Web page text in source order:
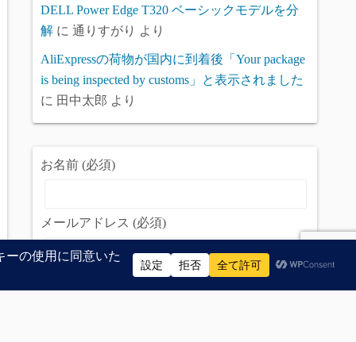
DELL Power Edge T320 ベーシックモデルを分
解 に 通りすがり より
AliExpressの荷物が国内に到着後「Your package
is being inspected by customs」と表示されました
に 田中太郎 より
お名前 (必須)
メールアドレス (必須)